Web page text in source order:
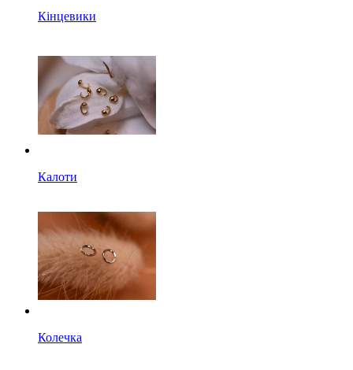
Кінцевики
Калоти
Колечка